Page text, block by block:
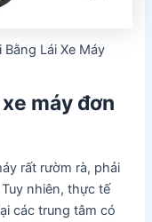
Lái Xe Máy
máy đơn
rất rườm rà, phải
nhiên, thực tế
các trung tâm có